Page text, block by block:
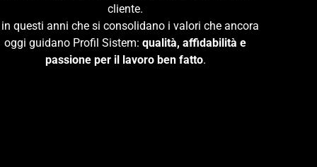
cliente.
in questi anni che si consolidano i valori che ancora
oggi guidano Profil Sistem:qualità, affidabilità e
passione per il lavoro ben fatto.